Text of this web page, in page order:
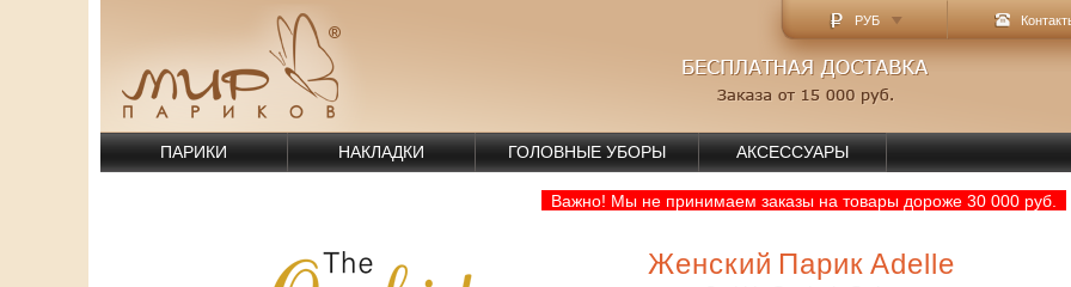
РУБ
ПАРИКИ НАКЛАДКИ ГОЛОВНЫЕ УБОРЫ АКСЕССУАРЫ
Важно! Мы не принимаем заказы на товары дороже 30 000 руб.
Женский Парик Adelle